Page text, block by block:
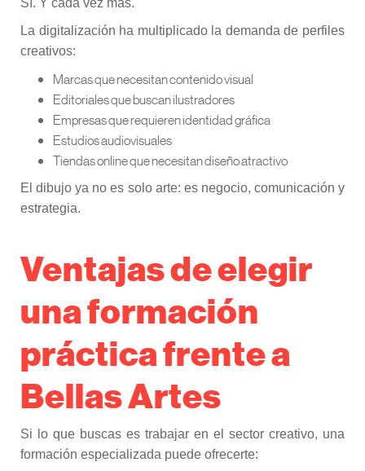
La digitalización ha multiplicado la demanda de perfiles
creativos:
Marcas que necesitan contenido visual
Editoriales que buscan ilustradores
Empresas que requieren identidad gráfica
Estudios audiovisuales
Tiendas online que necesitan diseño atractivo
El dibujo ya no es solo arte: es negocio, comunicación y
estrategia.
Ventajas de elegir
una formación
práctica frente a
Bellas Artes
Si lo que buscas es trabajar en el sector creativo, una
formación especializada puede ofrecerte: